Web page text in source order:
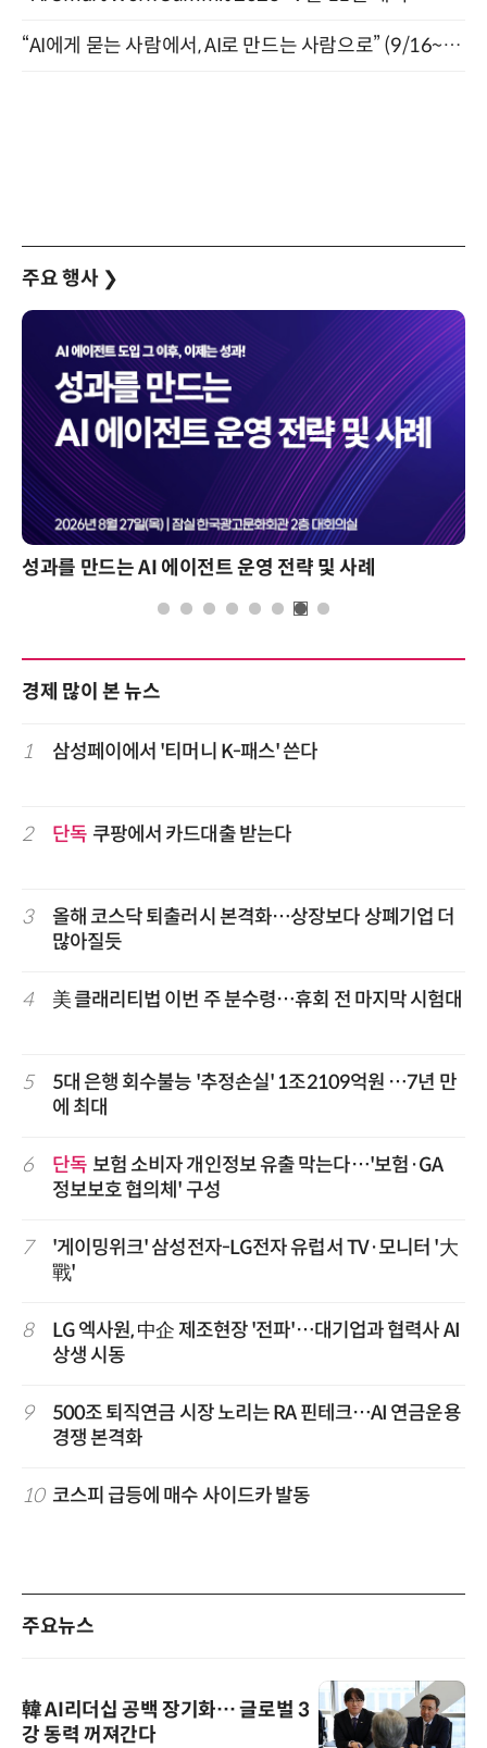
“AI에게 묻는 사람에서, AI로 만드는 사람으로” (9/16~17)
주요 행사 ❯
성과를 만드는 AI 에이전트 운영 전략 및 사례
경제 많이 본 뉴스
1 삼성페이에서 '티머니 K-패스' 쓴다
2 단독 쿠팡에서 카드대출 받는다
3
올해 코스닥 퇴출러시 본격화…상장보다 상폐기업 더
많아질듯
4 美 클래리티법 이번 주 분수령…휴회 전 마지막 시험대
5
5대 은행 회수불능 '추정손실' 1조2109억원 …7년 만
에 최대
6 단독 보험 소비자 개인정보 유출 막는다…'보험·GA
정보보호 협의체' 구성
7
'게이밍위크' 삼성전자-LG전자 유럽서 TV·모니터 '大
戰'
8
LG 엑사원, 中企 제조현장 '전파'…대기업과 협력사 AI
상생 시동
9
500조 퇴직연금 시장 노리는 RA 핀테크…AI 연금운용
경쟁 본격화
10 코스피 급등에 매수 사이드카 발동
주요뉴스
韓 AI리더십 공백 장기화… 글로벌 3
강 동력 꺼져간다